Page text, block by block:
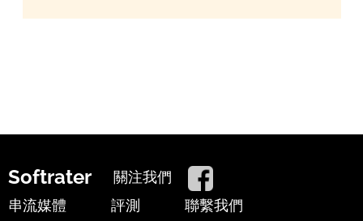
Softrater
關注我們
串流媒體
評測 聯繫我們